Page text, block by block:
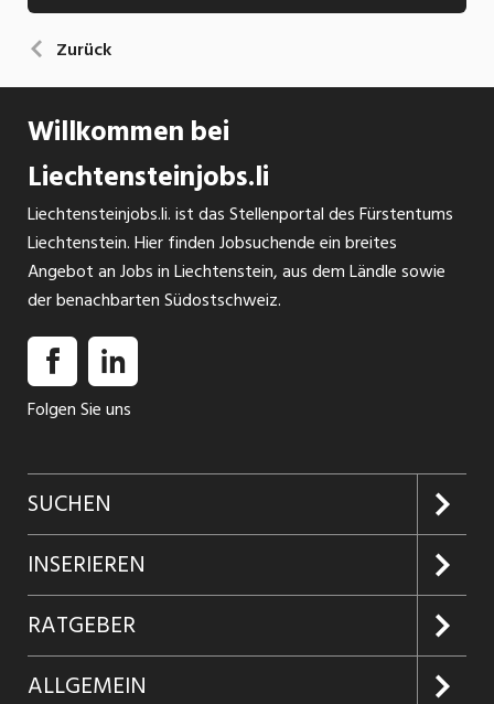
Zurück
Willkommen bei
Liechtensteinjobs.li
Liechtensteinjobs.li. ist das Stellenportal des Fürstentums
Liechtenstein. Hier finden Jobsuchende ein breites
Angebot an Jobs in Liechtenstein, aus dem Ländle sowie
der benachbarten Südostschweiz.
Folgen Sie uns
SUCHEN
Jobs suchen
Jobabo
Firmen entdecken
INSERIEREN
Kundenlogin
Inserieren
RATGEBER
Glossar
ALLGEMEIN